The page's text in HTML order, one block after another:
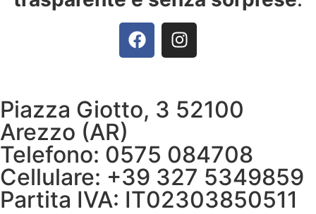
Piazza Giotto, 3 52100
Arezzo (AR)
Telefono: 0575 084708
Cellulare: +39 327 5349859
Partita IVA: IT02303850511